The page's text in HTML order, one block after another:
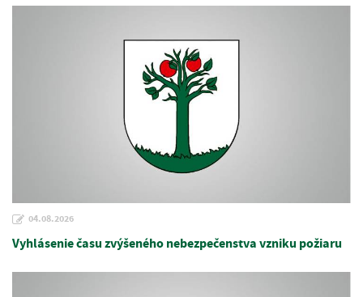
04.08.2026
Vyhlásenie času zvýšeného nebezpečenstva vzniku požiaru